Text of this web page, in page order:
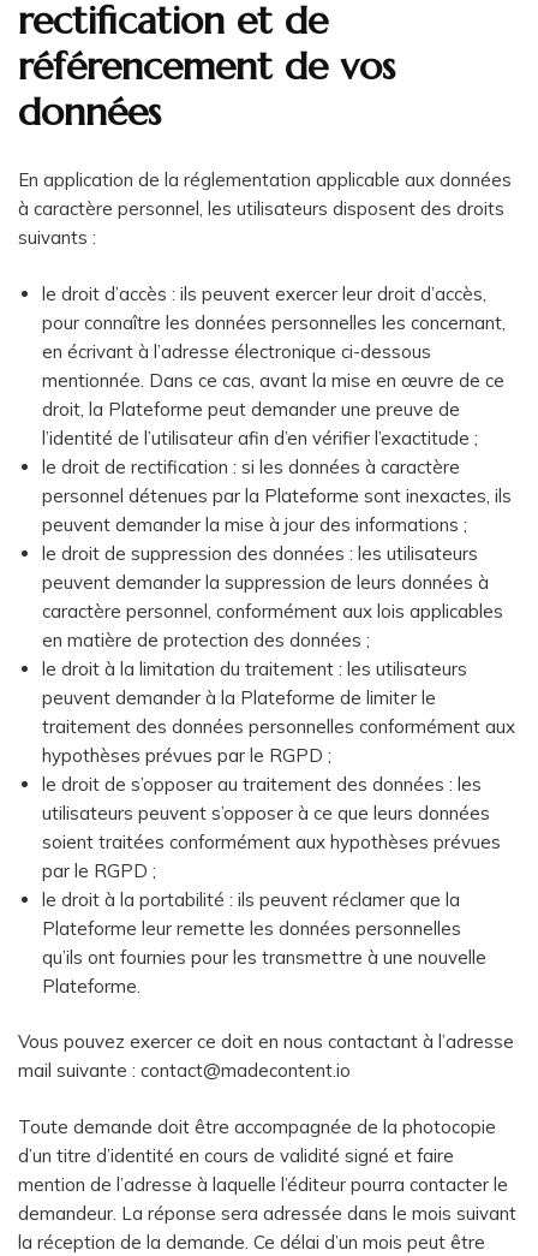
rectification et de
référencement de vos
données
En application de la réglementation applicable aux données
à caractère personnel, les utilisateurs disposent des droits
suivants :
le droit d’accès : ils peuvent exercer leur droit d’accès,
pour connaître les données personnelles les concernant,
en écrivant à l’adresse électronique ci-dessous
mentionnée. Dans ce cas, avant la mise en œuvre de ce
droit, la Plateforme peut demander une preuve de
l’identité de l’utilisateur afin d’en vérifier l’exactitude ;
le droit de rectification : si les données à caractère
personnel détenues par la Plateforme sont inexactes, ils
peuvent demander la mise à jour des informations ;
le droit de suppression des données : les utilisateurs
peuvent demander la suppression de leurs données à
caractère personnel, conformément aux lois applicables
en matière de protection des données ;
le droit à la limitation du traitement : les utilisateurs
peuvent demander à la Plateforme de limiter le
traitement des données personnelles conformément aux
hypothèses prévues par le RGPD ;
le droit de s’opposer au traitement des données : les
utilisateurs peuvent s’opposer à ce que leurs données
soient traitées conformément aux hypothèses prévues
par le RGPD ;
le droit à la portabilité : ils peuvent réclamer que la
Plateforme leur remette les données personnelles
qu’ils ont fournies pour les transmettre à une nouvelle
Plateforme.
Vous pouvez exercer ce doit en nous contactant à l’adresse
mail suivante : contact@madecontent.io
Toute demande doit être accompagnée de la photocopie
d’un titre d’identité en cours de validité signé et faire
mention de l’adresse à laquelle l’éditeur pourra contacter le
demandeur. La réponse sera adressée dans le mois suivant
la réception de la demande. Ce délai d’un mois peut être